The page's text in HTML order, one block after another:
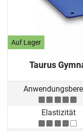
Auf Lager
Taurus
Elastizität